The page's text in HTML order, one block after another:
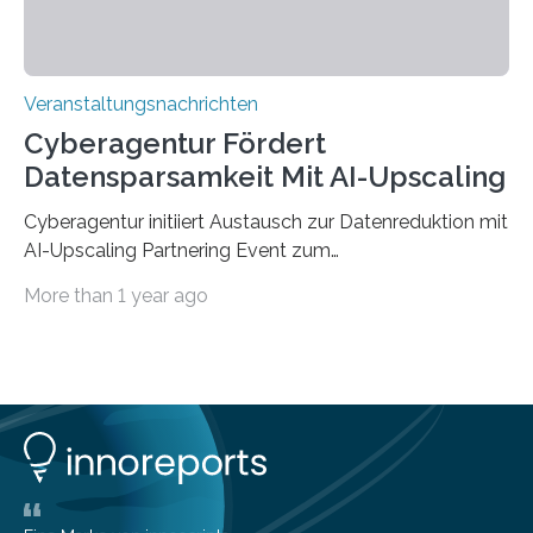
Veranstaltungsnachrichten
Cyberagentur Fördert
Datensparsamkeit Mit AI-Upscaling
Cyberagentur initiiert Austausch zur Datenreduktion mit
AI-Upscaling Partnering Event zum
innovative DatenverarbeitungDie Agentur für
Entwicklung von Technologien zur gezielten
Datenreduktion und Rekonstruktion in schwierigen
Kommunikationsumgebungen. Das Event dient der
Vernetzung potenzieller Forschungspartner und der
More than 1 year ago